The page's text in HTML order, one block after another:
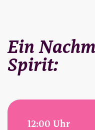
Ein
Spirit:
12:00 Uhr